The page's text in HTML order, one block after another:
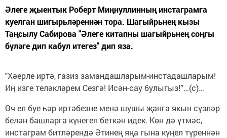
Әлеге җыентык Роберт Миңнуллинның инстаграмга
куелган шигырьләреннән тора. Шагыйрьнең кызы
Таңсылу Сабирова "Әлеге китапны шагыйрьнең соңгы
бүләге дип кабул итегез" дип яза.
"Хәерле иртә, газиз замандашларым-инстадашларым!
Иң изге теләкләрем Сезгә! Исән-сау булыгыз!”…(с)…
Өч ел буе һәр иртәбезне менә шушы җанга якын сүзләр
белән башларга күнегеп беткән идек. Көн дә үтмәс,
инстаграм битләрендә Әтинең яңа гына күңел түреннән